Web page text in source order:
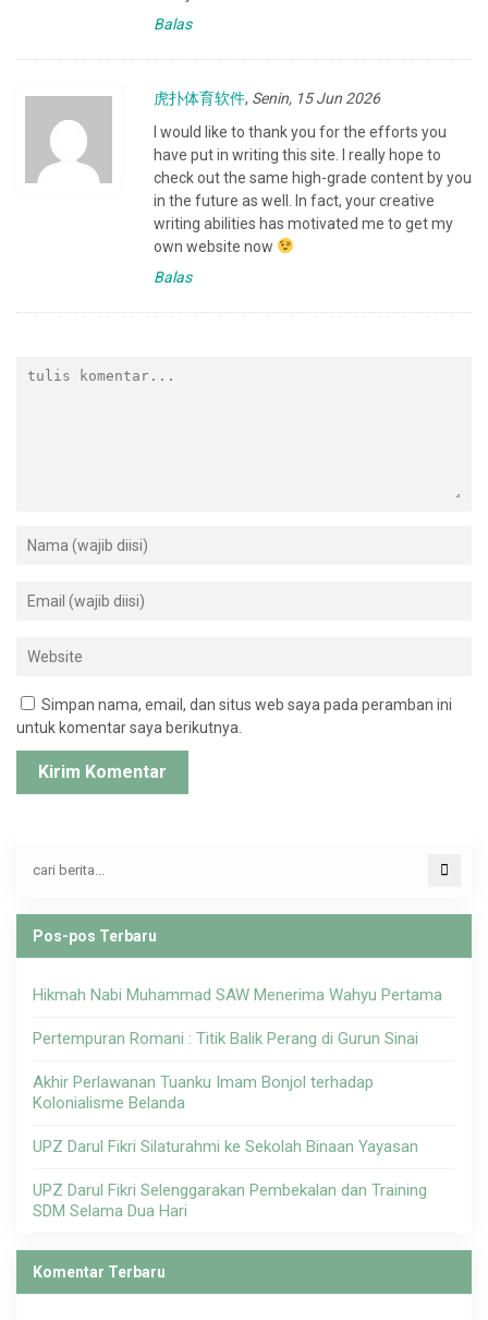
Balas
虎扑体育软件, Senin, 15 Jun 2026
I would like to thank you for the efforts you
have put in writing this site. I really hope to
check out the same high-grade content by you
in the future as well. In fact, your creative
writing abilities has motivated me to get my
own website now
Balas
Simpan nama, email, dan situs web saya pada peramban ini
untuk komentar saya berikutnya.
Pos-pos Terbaru
Hikmah Nabi Muhammad SAW Menerima Wahyu Pertama
Pertempuran Romani : Titik Balik Perang di Gurun Sinai
Akhir Perlawanan Tuanku Imam Bonjol terhadap
Kolonialisme Belanda
UPZ Darul Fikri Silaturahmi ke Sekolah Binaan Yayasan
UPZ Darul Fikri Selenggarakan Pembekalan dan Training
SDM Selama Dua Hari
Komentar Terbaru